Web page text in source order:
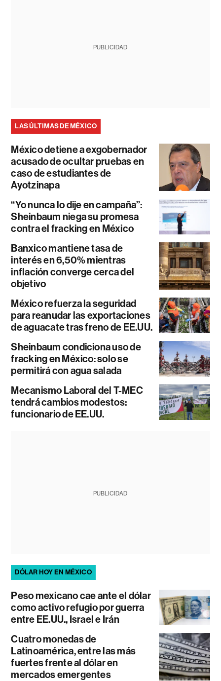
PUBLICIDAD
LAS ÚLTIMAS DE MÉXICO
México detiene a exgobernador
acusado de ocultar pruebas en
caso de estudiantes de
Ayotzinapa
“Yo nunca lo dije en campaña”:
Sheinbaum niega su promesa
contra el fracking en México
Banxico mantiene tasa de
interés en 6,50% mientras
inflación converge cerca del
objetivo
México refuerza la seguridad
para reanudar las exportaciones
de aguacate tras freno de EE.UU.
Sheinbaum condiciona uso de
fracking en México: solo se
permitirá con agua salada
Mecanismo Laboral del T-MEC
tendrá cambios modestos:
funcionario de EE.UU.
PUBLICIDAD
DÓLAR HOY EN MÉXICO
Peso mexicano cae ante el dólar
como activo refugio por guerra
entre EE.UU., Israel e Irán
Cuatro monedas de
Latinoamérica, entre las más
fuertes frente al dólar en
mercados emergentes